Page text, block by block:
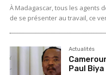
À Madagascar, tous les agents
de se présenter au travail, ce
Actualités
Paul